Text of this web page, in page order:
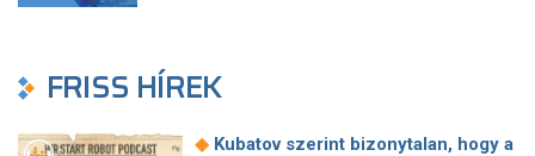
FRISS HÍREK
◆ Kubatov szerint bizonytalan, hogy a